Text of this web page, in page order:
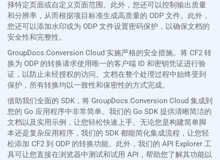
择特定页面或自定义页面范围。此外，您还可以控制输出质量
和分辨率，从而根据项目标准生成高质量的 ODP 文件。此外，
您还可以添加水印或为 ODP 文件设置密码保护，以确保文档的
安全性和完整性。
GroupDocs.Conversion Cloud 实施严格的安全措施。将 CF2 转
换为 ODP 的转换请求使用唯一的客户端 ID 和密钥凭证进行验
证，以防止未经授权的访问。文档在整个处理过程中始终受到
保护，所有转换均以一致性和保密性的方式完成。
借助我们全面的 SDK，将 GroupDocs.Conversion Cloud 集成到
您的 Go 应用程序中非常简单。我们的 Go SDK 提供清晰简洁的
文档以及实用示例，让您轻松快速上手。无论您是构建简单脚
本还是复杂应用程序，我们的 SDK 都能简化集成流程，让您轻
松添加 CF2 到 ODP 的转换功能。此外，我们的 API Explorer 工
具可让您直接在浏览器中测试和试用 API，帮助您了解其功能以